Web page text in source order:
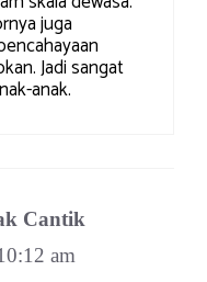
juga
Jadi sangat
anak.
Cantik
am